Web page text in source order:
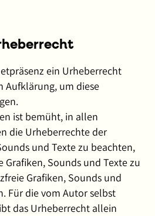
ein Urheberrecht
um diese
ist bemüht, in allen
die Urheberrechte der
und Texte zu beachten,
Sounds und Texte zu
Grafiken, Sounds und
Für die vom Autor selbst
das Urheberrecht allein